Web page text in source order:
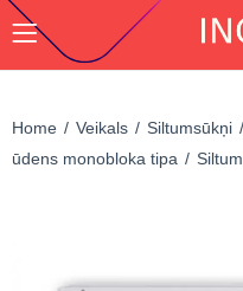
Home Veikals Siltumsūkņi
ūdens monobloka tipa